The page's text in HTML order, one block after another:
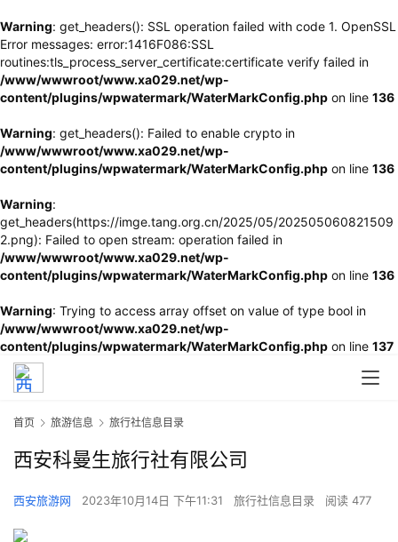
Warning: get_headers(): SSL operation failed with code 1. OpenSSL
Error messages: error:1416F086:SSL
routines:tls_process_server_certificate:certificate verify failed in
/www/wwwroot/www.xa029.net/wp-
content/plugins/wpwatermark/WaterMarkConfig.php on line 136
Warning: get_headers(): Failed to enable crypto in
/www/wwwroot/www.xa029.net/wp-
content/plugins/wpwatermark/WaterMarkConfig.php on line 136
Warning:
get_headers(https://imge.tang.org.cn/2025/05/202505060821509
2.png): Failed to open stream: operation failed in
/www/wwwroot/www.xa029.net/wp-
content/plugins/wpwatermark/WaterMarkConfig.php on line 136
Warning: Trying to access array offset on value of type bool in
/www/wwwroot/www.xa029.net/wp-
content/plugins/wpwatermark/WaterMarkConfig.php on line 137
首页 旅游信息 旅行社信息目录
西安科曼生旅行社有限公司
西安旅游网 2023年10月14日 下午11:31 旅行社信息目录 阅读 477